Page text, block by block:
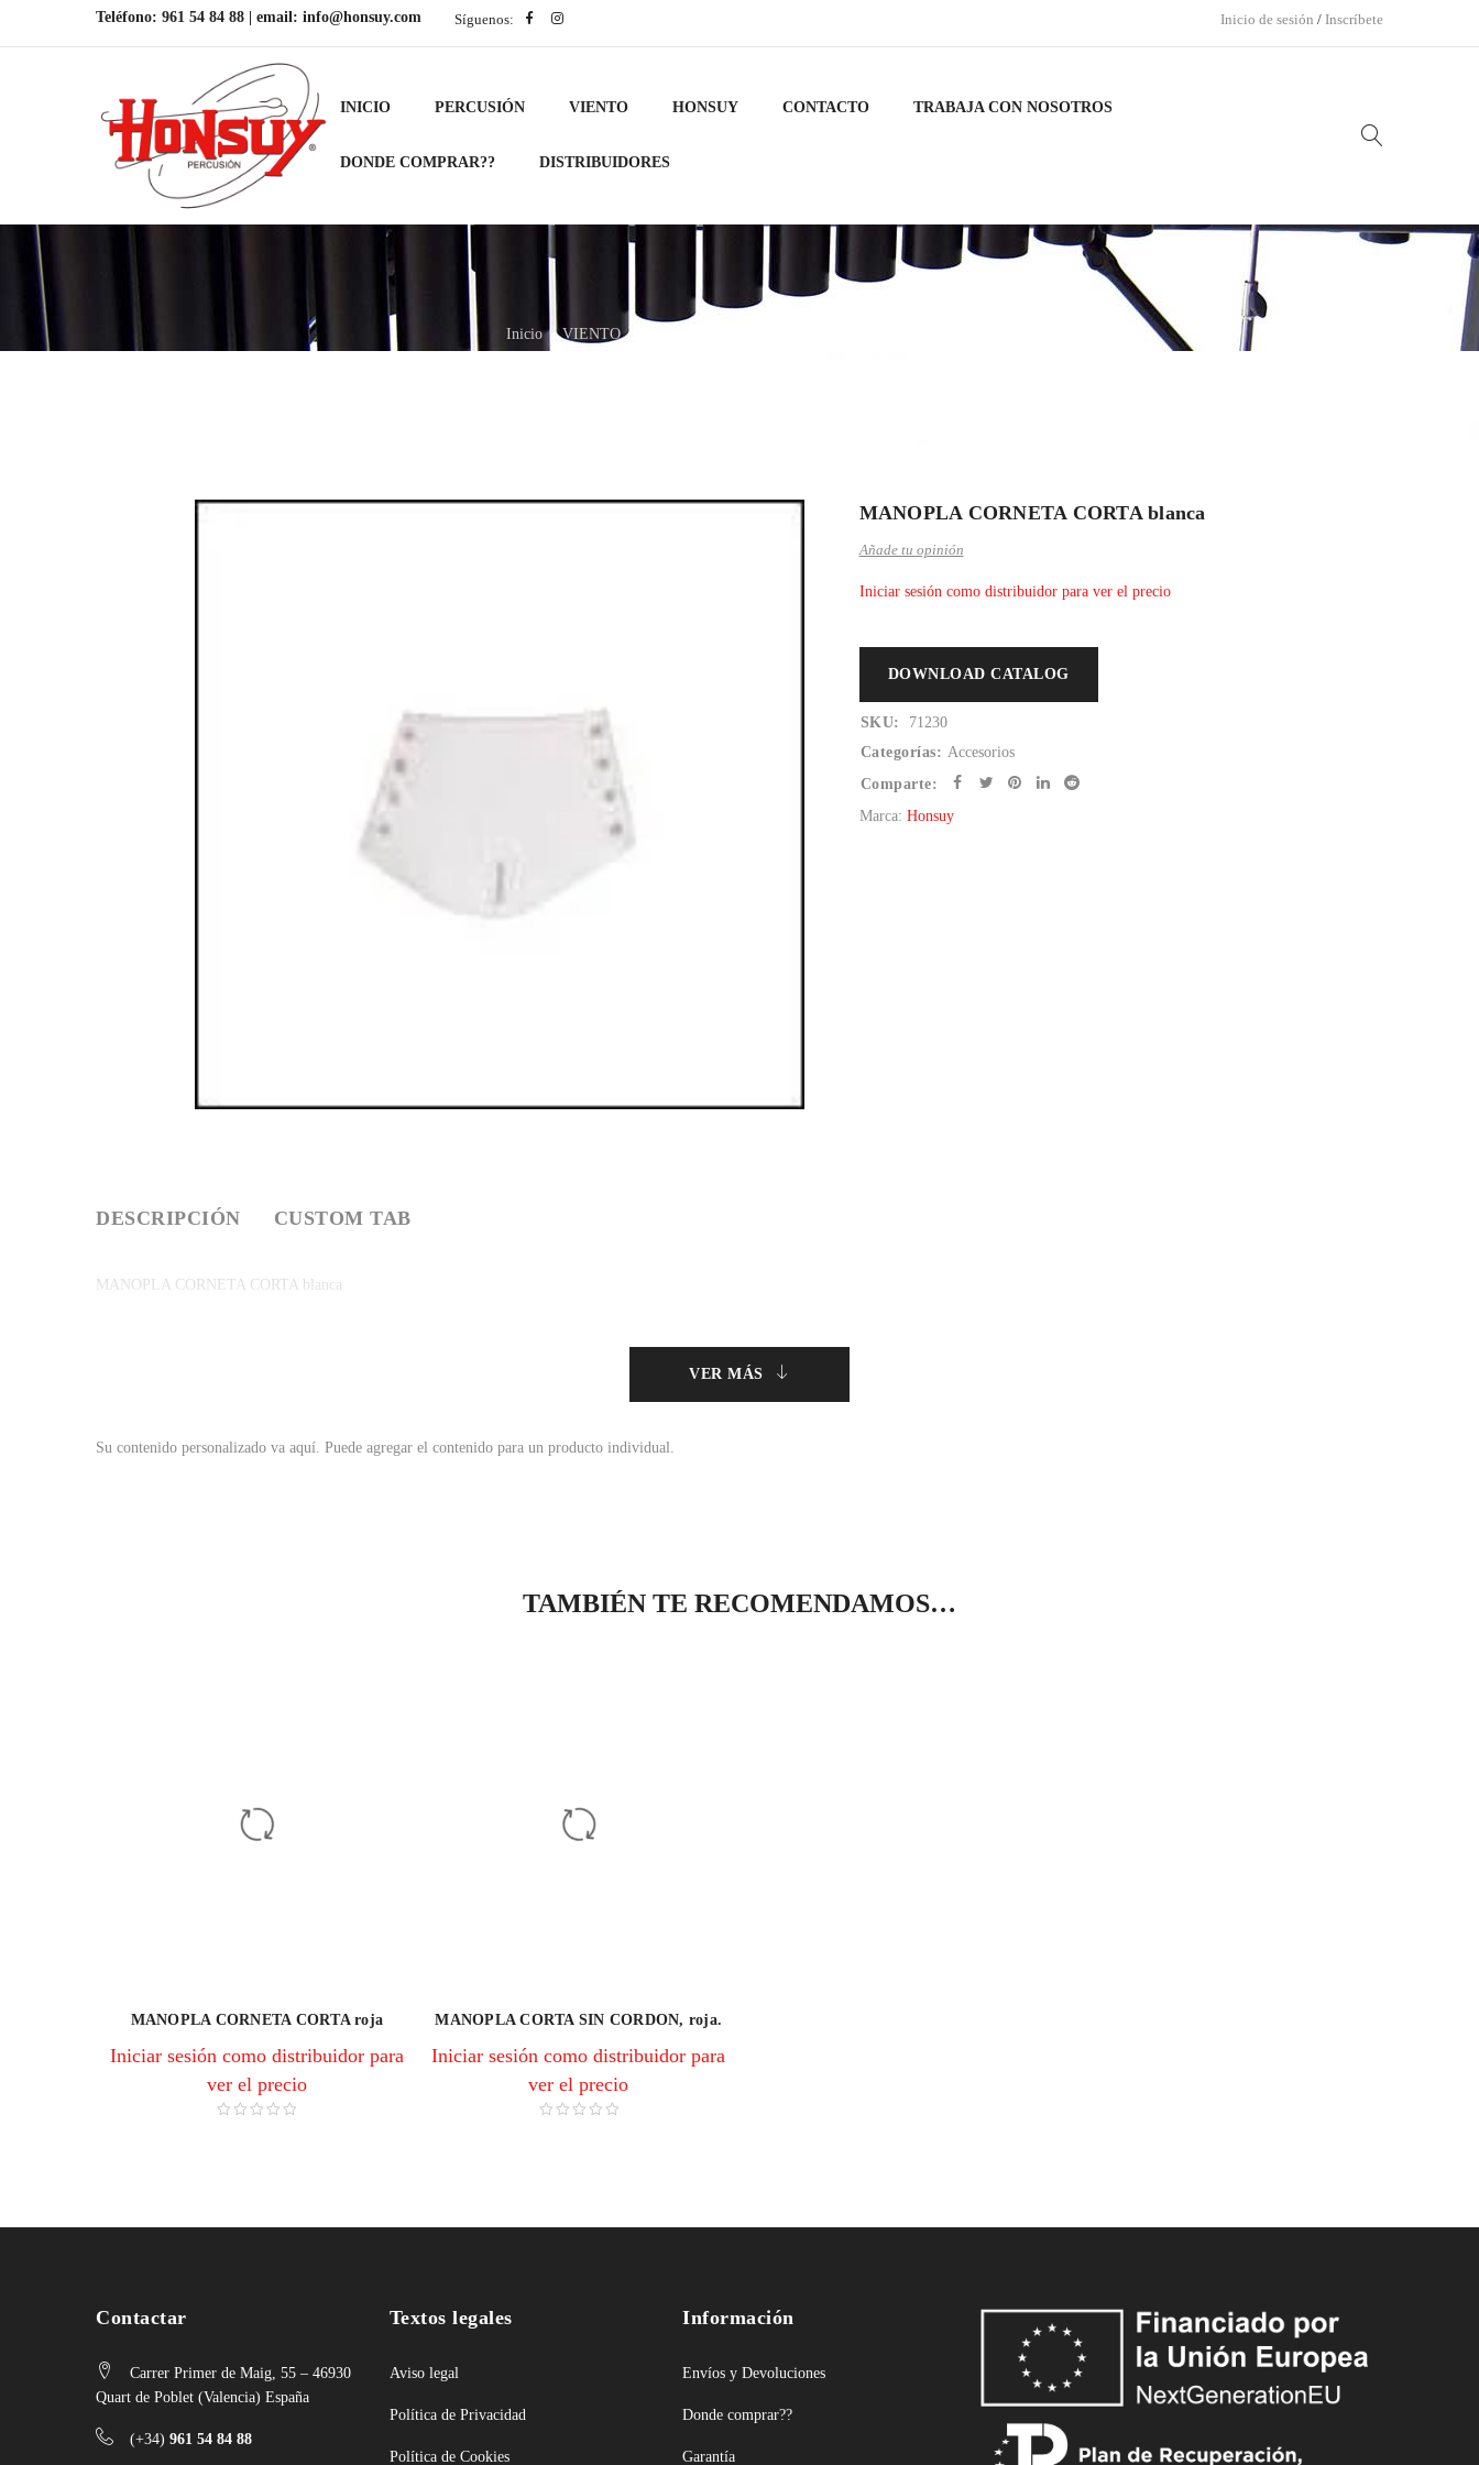
Teléfono: 961 54 84 88 | email: info@honsuy.com Síguenos: Inicio de sesión / Inscríbete
INICIO PERCUSIÓN VIENTO HONSUY CONTACTO TRABAJA CON NOSOTROS
DONDE COMPRAR?? DISTRIBUIDORES
Inicio / VIENTO /
MANOPLA CORNETA CORTA blanca
Añade tu opinión
Iniciar sesión como distribuidor para ver el precio
DOWNLOAD CATALOG
SKU:
71230
Categorías: Accesorios
Comparte:
Marca: Honsuy
DESCRIPCIÓN CUSTOM TAB
MANOPLA CORNETA CORTA blanca
VER MÁS
Su contenido personalizado va aquí. Puede agregar el contenido para un producto individual.
TAMBIÉN TE RECOMENDAMOS…
MANOPLA CORNETA CORTA roja
Iniciar sesión como distribuidor para
ver el precio
MANOPLA CORTA SIN CORDON, roja.
Iniciar sesión como distribuidor para
ver el precio
Contactar
Carrer Primer de Maig, 55 – 46930
Quart de Poblet (Valencia) España
(+34) 961 54 84 88
Textos legales
Aviso legal
Política de Privacidad
Política de Cookies
Información
Envíos y Devoluciones
Donde comprar??
Garantía